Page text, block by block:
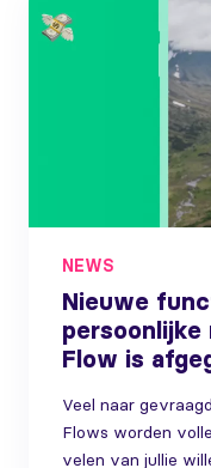
NEWS
Nieuwe
Flow is
Veel naar
Flows worden
velen van jullie